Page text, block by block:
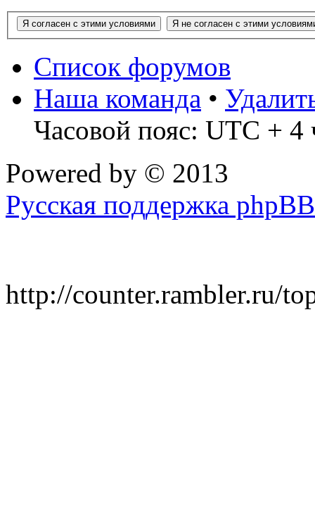
Список форумов
Наша команда •
Часовой пояс: UTC + 4
Powered by © 2013
Русская поддержка phpBB
http://counter.rambler.ru/